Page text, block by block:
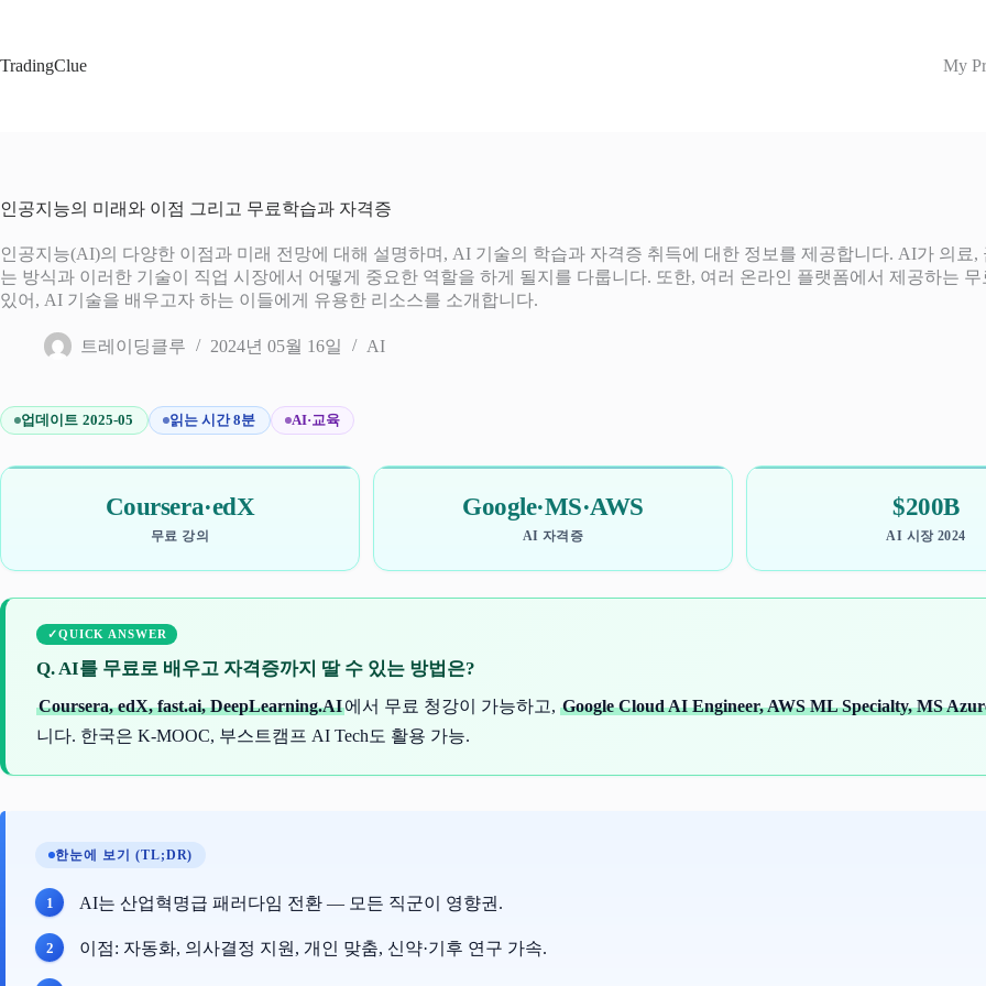
으
TradingClue My
인공지능의 미래와 이점 그리고 무료학습과 자격증
인공지능(AI)의 다양한 이점과 미래 전망에 대해 설명하며, AI 기술의 학습과 자격증 취득에 대한 정보를 제공합니다. AI가 의료
는 방식과 이러한 기술이 직업 시장에서 어떻게 중요한 역할을 하게 될지를 다룹니다. 또한, 여러 온라인 플랫폼에서 제공하는
있어, AI 기술을 배우고자 하는 이들에게 유용한 리소스를 소개합니다.
트레이딩클루 2024년 05월 16일 AI
업데이트 2025-05 읽는 시간 8분 AI·교육
Coursera·edX
무료 강의
Google·MS·AWS
AI 자격증
$200B
AI 시장 2024
QUICK ANSWER
Q. AI를 무료로 배우고 자격증까지 딸 수 있는 방법은?
Coursera, edX, fast.ai, DeepLearning.AI에서 무료 청강이 가능하고, Google Cloud AI Engineer, AWS ML Specialty, MS
니다. 한국은 K-MOOC, 부스트캠프 AI Tech도 활용 가능.
한눈에 보기 (TL;DR)
AI는 산업혁명급 패러다임 전환 — 모든 직군이 영향권.
이점: 자동화, 의사결정 지원, 개인 맞춤, 신약·기후 연구 가속.